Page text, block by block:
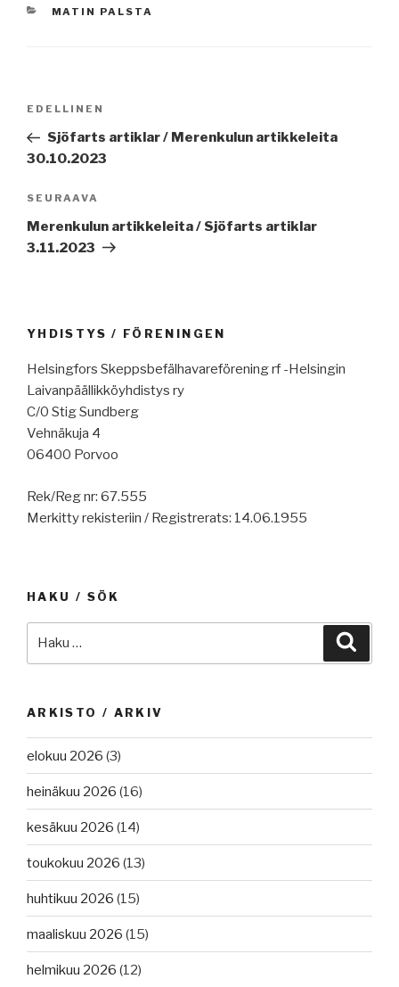
KATEGORIAT
MATIN PALSTA
Edellinen
artikkeli
EDELLINEN
Sjöfarts artiklar / Merenkulun artikkeleita
30.10.2023
Seuraava
artikkeli
SEURAAVA
Merenkulun artikkeleita / Sjöfarts artiklar
3.11.2023
YHDISTYS / FÖRENINGEN
Helsingfors Skeppsbefälhavareförening rf -Helsingin
Laivanpäällikköyhdistys ry
C/0 Stig Sundberg
Vehnäkuja 4
06400 Porvoo
Rek/Reg nr: 67.555
Merkitty rekisteriin / Registrerats: 14.06.1955
HAKU / SÖK
ARKISTO / ARKIV
elokuu 2026 (3)
heinäkuu 2026 (16)
kesäkuu 2026 (14)
toukokuu 2026 (13)
huhtikuu 2026 (15)
maaliskuu 2026 (15)
helmikuu 2026 (12)